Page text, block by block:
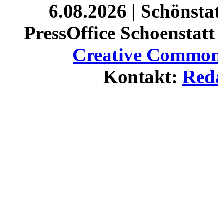
6.08.2026 |
PressOffice
Creative
Kontakt: